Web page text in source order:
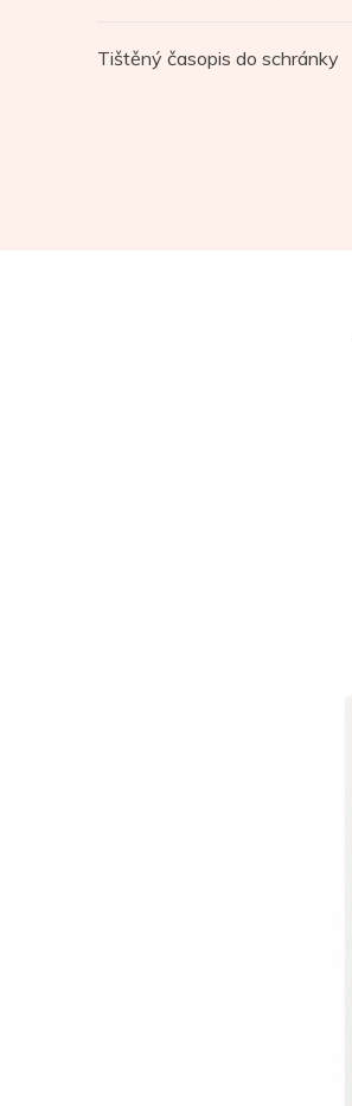
Tištěný časopis do schránky